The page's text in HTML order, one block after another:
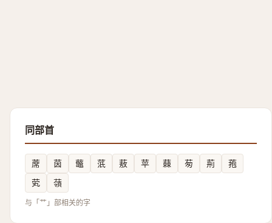
同部首
蓆 茵 虌 䓋 蔜 苹 蕀 茐 荊
菢
䒯
䕘
与「艹」部相关的字